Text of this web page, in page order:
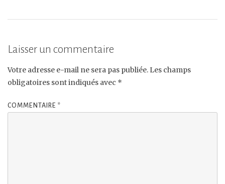
Laisser un commentaire
Votre adresse e-mail ne sera pas publiée. Les champs
obligatoires sont indiqués avec *
COMMENTAIRE *